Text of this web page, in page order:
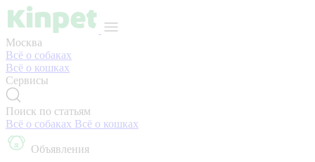
Москва
Всё о собаках
Всё о кошках
Сервисы
Поиск по статьям
Всё о собаках Всё о кошках
Объявления